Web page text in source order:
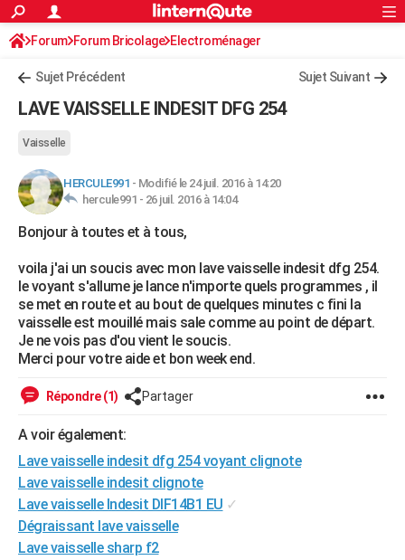
ACTUALITÉS
Politique
Société
Faits Divers
Education
Monde
Villes
+
AUTO
Essais
Réserver un essai
Citadines
Berlines
SUV
Forum auto
+HIGH-TECH
Mobiles
Meilleur smartphone
Internet
Ordinateurs
Jeux vidéo
Guide high-tech
+BRICOLAGE
Forum
Aménagement intérieur
Extérieur
Cuisine
Salle de bains
Jardinage
Rangement
WEEK-END
Guides de France
Escapades
Patrimoine
Expositions
Musées
Week-end nature
+LIFESTYLE
Art de vivre
Bien-être
Loisirs
Mode
Modes de vie
SANTE
Alimentation
Guide de la santé
Maladies
Médicaments
Sommeil
VOYAGE
PHOTO
GUIDES D'ACHAT
BONS PLANS
CARTE DE VOEUX
S'inscrire
Connexion
Forum Forum Bricolage Electroménager
Sujet Précédent Sujet Suivant
LAVE VAISSELLE INDESIT DFG 254
Vaisselle
HERCULE991 - Modifié le 24 juil. 2016 à 14:20
hercule991 - 26 juil. 2016 à 14:04
Bonjour à toutes et à tous,
voila j'ai un soucis avec mon lave vaisselle indesit dfg 254.
Ie voyant s'allume je lance n'importe quels programmes , il
se met en route et au bout de quelques minutes c fini la
vaisselle est mouillé mais sale comme au point de départ.
Je ne vois pas d'ou vient le soucis.
Merci pour votre aide et bon week end.
Répondre (1) Partager
A voir également:
Lave vaisselle indesit dfg 254 voyant clignote
Lave vaisselle indesit clignote
Lave vaisselle Indesit DIF14B1 EU ✓
Dégraissant lave vaisselle
Lave vaisselle sharp f2